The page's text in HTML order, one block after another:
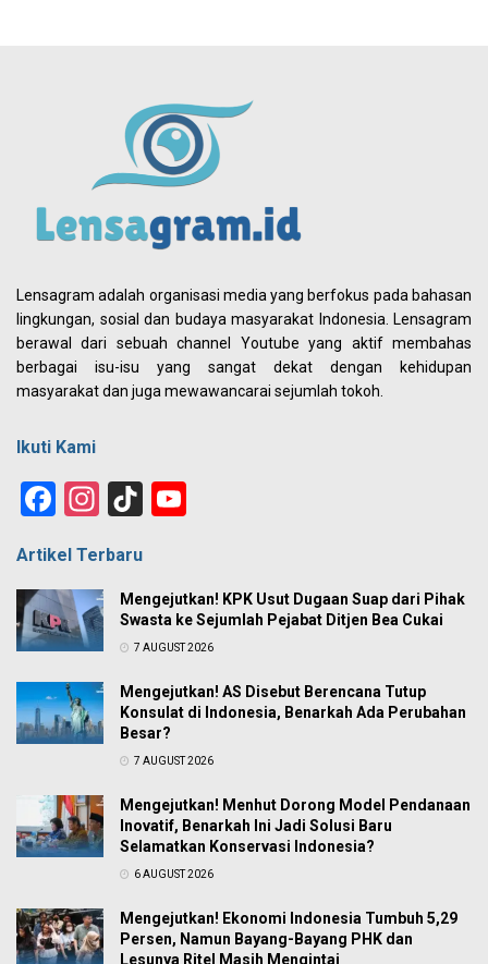
Lensagram adalah organisasi media yang berfokus pada bahasan
lingkungan, sosial dan budaya masyarakat Indonesia. Lensagram
berawal dari sebuah channel Youtube yang aktif membahas
berbagai isu-isu yang sangat dekat dengan kehidupan
masyarakat dan juga mewawancarai sejumlah tokoh.
Ikuti Kami
Facebook
Instagram
TikTok
Artikel Terbaru
Mengejutkan! KPK Usut Dugaan Suap dari Pihak
Swasta ke Sejumlah Pejabat Ditjen Bea Cukai
7 AUGUST 2026
Mengejutkan! AS Disebut Berencana Tutup
Konsulat di Indonesia, Benarkah Ada Perubahan
Besar?
7 AUGUST 2026
Mengejutkan! Menhut Dorong Model Pendanaan
Inovatif, Benarkah Ini Jadi Solusi Baru
Selamatkan Konservasi Indonesia?
6 AUGUST 2026
Mengejutkan! Ekonomi Indonesia Tumbuh 5,29
Persen, Namun Bayang-Bayang PHK dan
Lesunya Ritel Masih Mengintai